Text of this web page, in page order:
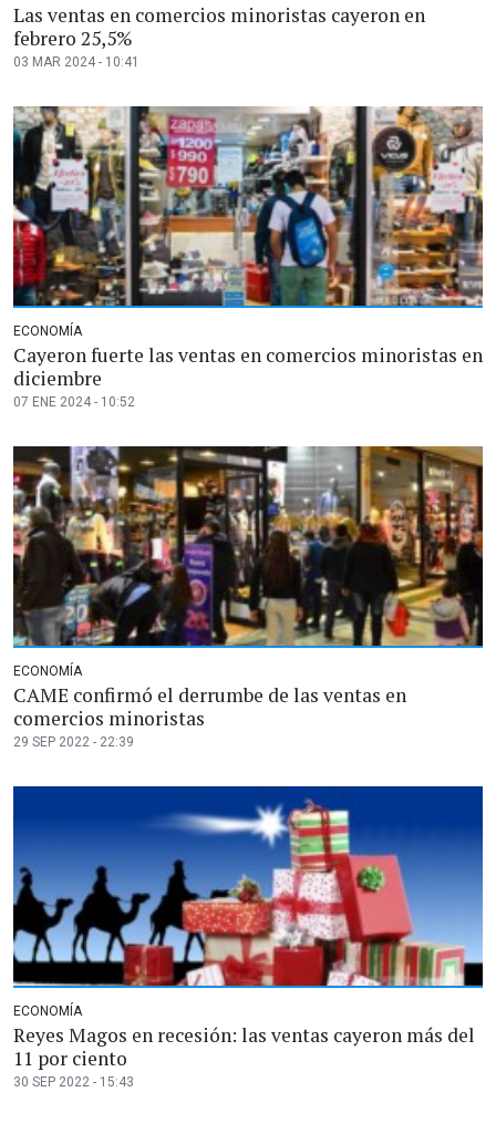
Las ventas en comercios minoristas cayeron en
febrero 25,5%
03 MAR 2024 - 10:41
ECONOMÍA
Cayeron fuerte las ventas en comercios minoristas en
diciembre
07 ENE 2024 - 10:52
ECONOMÍA
CAME confirmó el derrumbe de las ventas en
comercios minoristas
29 SEP 2022 - 22:39
ECONOMÍA
Reyes Magos en recesión: las ventas cayeron más del
11 por ciento
30 SEP 2022 - 15:43